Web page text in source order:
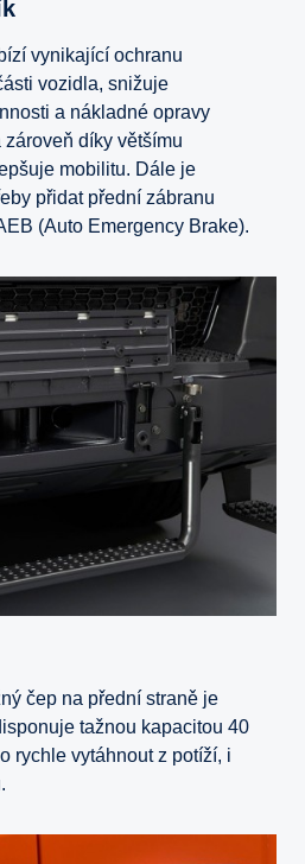
vynikající ochranu
vozidla, snižuje
a nákladné opravy
díky většímu
mobilitu. Dále je
přidat přední zábranu
(Auto Emergency Brake).
čep na přední straně je
tažnou kapacitou 40
rychle vytáhnout z potíží, i